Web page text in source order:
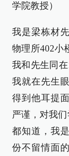
学院教授）
我是梁栋材
物理所402小
我和先生同
我就在先生
得到他耳提
严谨，对我
都知道，我
份不留情面